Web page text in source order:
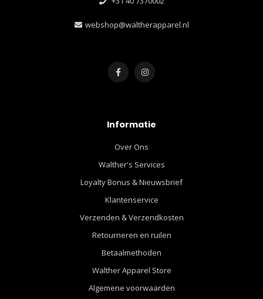
webshop@waltherapparel.nl
Informatie
Over Ons
Walther's Services
Loyalty Bonus & Nieuwsbrief
Klantenservice
Verzenden & Verzendkosten
Retourneren en ruilen
Betaalmethoden
Walther Apparel Store
Algemene voorwaarden